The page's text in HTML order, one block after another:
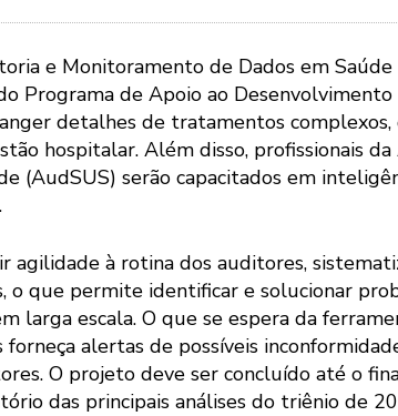
e Monitoramento de Dados em Saúde
Programa de Apoio ao
detalhes de tratamentos
hospitalar. Além disso, profissionais
(AudSUS) serão capacitados em
agilidade à rotina dos auditores,
o que permite identificar e solucionar
larga escala. O que se espera da
alertas de possíveis
O projeto deve ser concluído até o
das principais análises do triênio de